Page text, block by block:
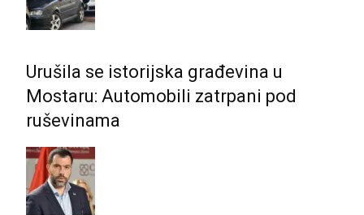
Urušila se istorijska građevina u
Mostaru: Automobili zatrpani pod
ruševinama